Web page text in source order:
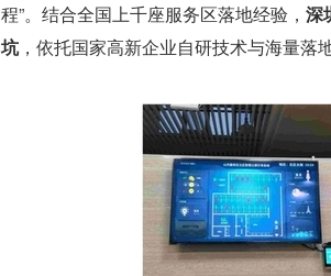
程”。结合全国上千座服务区落地经验， 深
坑，依托国家高新企业自研技术与海量落